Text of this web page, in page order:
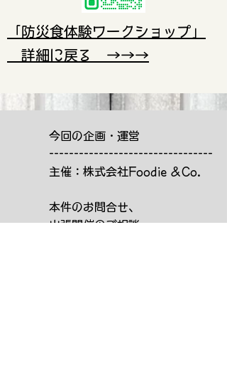
「防災食体験ワークショップ」
詳細に戻る →→→
今回の企画・運営
---------------------------------
主催：株式会社Foodie ＆Co.
​本件のお問合せ、
​出張開催のご相談、